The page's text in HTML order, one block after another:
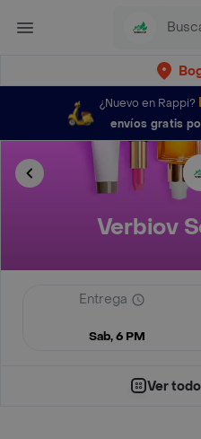
¿Nuevo en Rappi?
envíos gratis
Verbiov
Entrega
Sab, 6 PM
Ver